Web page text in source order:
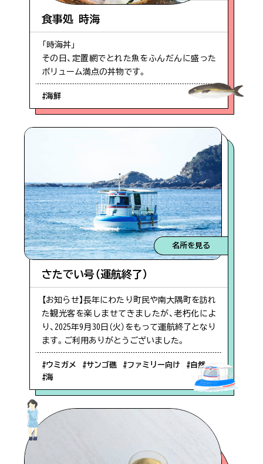
食事処 時海
「時海丼」
その日、定置網でとれた魚をふんだんに盛った
ボリューム満点の丼物です。
#海鮮
名所を見る
さたでい号（運航終了）
【お知らせ】長年にわたり町民や南大隅町を訪れ
た観光客を楽しませてきましたが、老朽化によ
り、2025年9月30日（火）をもって運航終了となり
ます。ご利用ありがとうございました。
#ウミガメ #サンゴ礁 #ファミリー向け
#自然
#海